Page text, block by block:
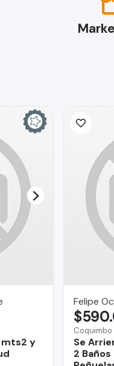
y
Felipe
Coquimbo
Se
2